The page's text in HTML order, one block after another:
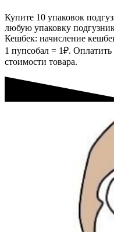
Купите 10 упаковок
любую упаковку
Кешбек: начисление
1 пупсобал = 1₽.
стоимости товара.